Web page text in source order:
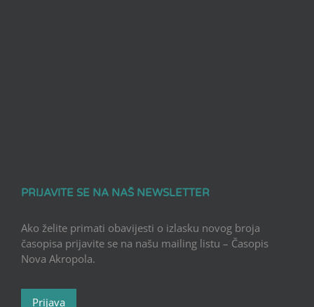
PRIJAVITE SE NA NAŠ NEWSLETTER
Ako želite primati obavijesti o izlasku novog broja
časopisa prijavite se na našu mailing listu – Časopis
Nova Akropola.
Prijava